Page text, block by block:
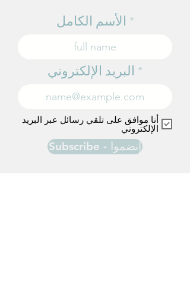
الأسم الكامل
البريد الإلكتروني
أنا موافق على تلقي رسائل عبر البريد
الإلكتروني
Subscribe - إنضموا